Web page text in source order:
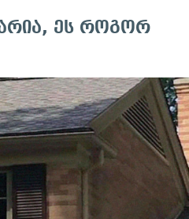
ეს როგორ